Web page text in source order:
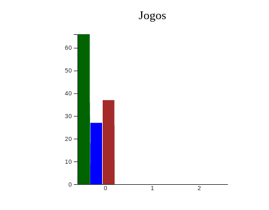
0 1 2
0
10
20
30
40
50
60
Jogos